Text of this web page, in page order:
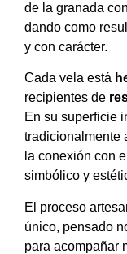
de la granada
dando como
y con carácter.
Cada vela está
recipientes de
En su superficie
tradicionalmente
la conexión con
simbólico y
El proceso
único, pensado
para acompañar